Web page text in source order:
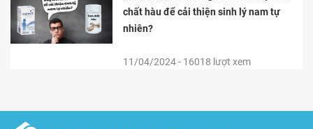
chất hàu để cải thiện sinh lý nam tự
nhiên?
11/04/2024 - 16018 lượt xem